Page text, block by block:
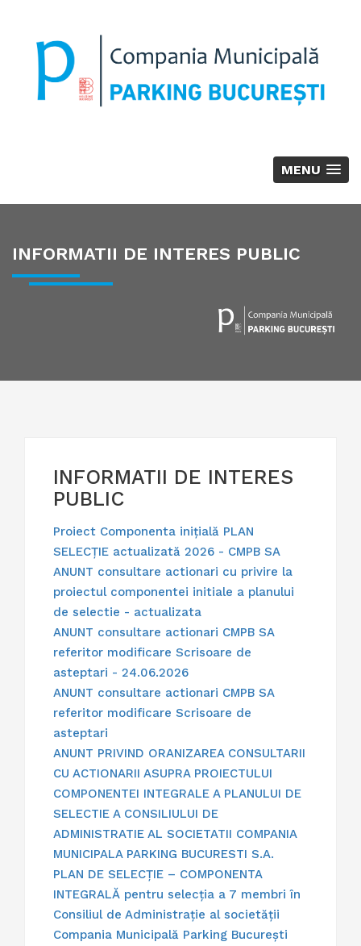
MENU
INFORMATII DE INTERES PUBLIC
INFORMATII DE INTERES
PUBLIC
Proiect Componenta inițială PLAN
SELECȚIE actualizată 2026 - CMPB SA
ANUNT consultare actionari cu privire la
proiectul componentei initiale a planului
de selectie - actualizata
ANUNT consultare actionari CMPB SA
referitor modificare Scrisoare de
asteptari - 24.06.2026
ANUNT consultare actionari CMPB SA
referitor modificare Scrisoare de
asteptari
ANUNT PRIVIND ORANIZAREA CONSULTARII
CU ACTIONARII ASUPRA PROIECTULUI
COMPONENTEI INTEGRALE A PLANULUI DE
SELECTIE A CONSILIULUI DE
ADMINISTRATIE AL SOCIETATII COMPANIA
MUNICIPALA PARKING BUCURESTI S.A.
PLAN DE SELECȚIE – COMPONENTA
INTEGRALĂ pentru selecția a 7 membri în
Consiliul de Administrație al societății
Compania Municipală Parking București